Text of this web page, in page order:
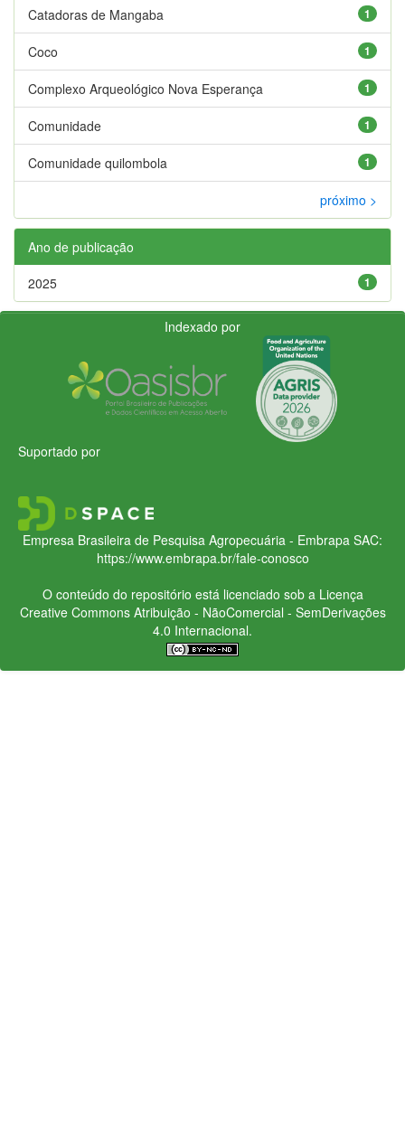
1
Catadoras de Mangaba
1
Coco
1
Complexo Arqueológico Nova Esperança
1
Comunidade
1
Comunidade quilombola
próximo >
Ano de publicação
1
2025
Indexado por
Suportado por
Empresa Brasileira de Pesquisa Agropecuária - Embrapa SAC:
https://www.embrapa.br/fale-conosco
O conteúdo do repositório está licenciado sob a Licença
Creative CommonsAtribuição - NãoComercial - SemDerivações
4.0 Internacional.